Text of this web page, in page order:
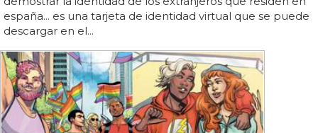
españa... es una tarjeta de identidad virtual que se puede
descargar en el...